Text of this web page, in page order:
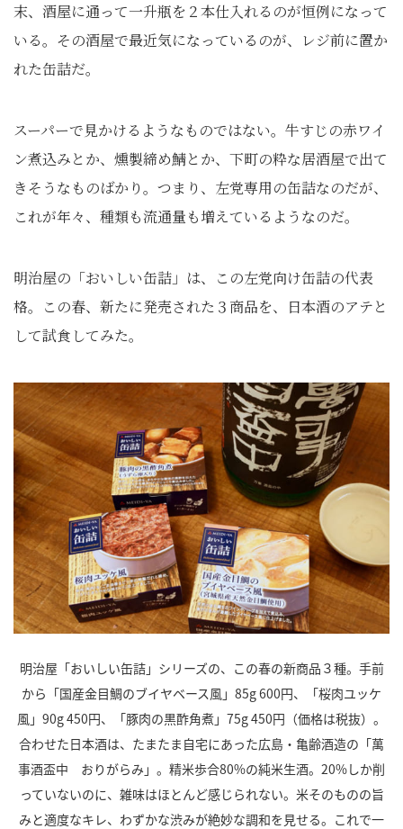
末、酒屋に通って一升瓶を２本仕入れるのが恒例になって
いる。その酒屋で最近気になっているのが、レジ前に置か
れた缶詰だ。
スーパーで見かけるようなものではない。牛すじの赤ワイ
ン煮込みとか、燻製締め鯖とか、下町の粋な居酒屋で出て
きそうなものばかり。つまり、左党専用の缶詰なのだが、
これが年々、種類も流通量も増えているようなのだ。
明治屋の「おいしい缶詰」は、この左党向け缶詰の代表
格。この春、新たに発売された３商品を、日本酒のアテと
して試食してみた。
明治屋「おいしい缶詰」シリーズの、この春の新商品３種。手前
から「国産金目鯛のブイヤベース風」85g 600円、「桜肉ユッケ
風」90g 450円、「豚肉の黒酢角煮」75g 450円（価格は税抜）。
合わせた日本酒は、たまたま自宅にあった広島・亀齢酒造の「萬
事酒盃中 おりがらみ」。精米歩合80%の純米生酒。20%しか削
っていないのに、雑味はほとんど感じられない。米そのものの旨
みと適度なキレ、わずかな渋みが絶妙な調和を見せる。これで一